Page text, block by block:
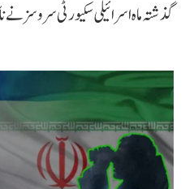
گذشتہ ماہ اسرائیلی سکیورٹی سروسز نے